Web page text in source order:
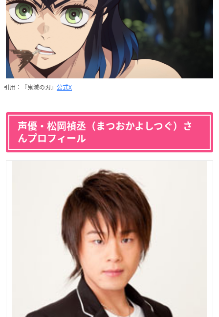
引用：『鬼滅の刃』 公式X
声優・松岡禎丞（まつおかよしつぐ）さ
んプロフィール